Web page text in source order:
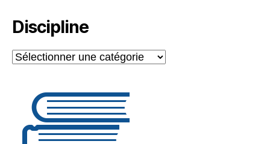
Discipline
Discipline